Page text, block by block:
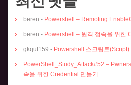
beren - Powershell – Remoting
beren - Powershell – 원격 접속을 위한
gkquf159 - Powershell 스크립트(Script)
PowerShell_Study_Attack#52 –
속을 위한 Credential 만들기